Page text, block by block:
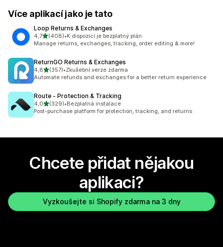
Více aplikací jako je tato
Loop Returns & Exchanges
4,7z 5 hvězd
(408)
Celkový počet recenzí: 408
•K dispozici je bezplatný plán
Manage returns, exchanges, tracking, order editing & more!
ReturnGO Returns & Exchanges
4,8z 5 hvězd
(357)
Celkový počet recenzí: 357
•Zkušební verze zdarma
Automate refunds and exchanges for a better return experience
Route ‑ Protection & Tracking
4,0z 5 hvězd
(329)
Celkový počet recenzí: 329
•Bezplatná instalace
Post-purchase platform for protection, tracking, and returns
Chcete přidat nějakou
aplikaci?
Vyzkoušejte si Shopify zdarma na 3 dny